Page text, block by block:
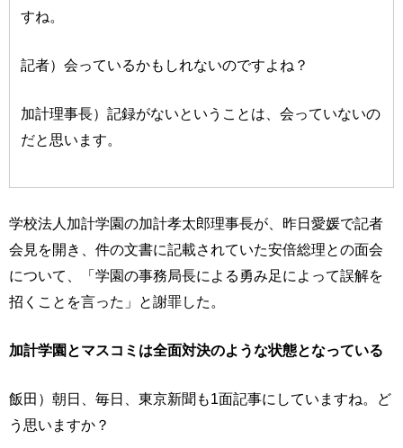
すね。
記者）会っているかもしれないのですよね？
加計理事長）記録がないということは、会っていないの
だと思います。
学校法人加計学園の加計孝太郎理事長が、昨日愛媛で記者
会見を開き、件の文書に記載されていた安倍総理との面会
について、「学園の事務局長による勇み足によって誤解を
招くことを言った」と謝罪した。
加計学園とマスコミは全面対決のような状態となっている
飯田）朝日、毎日、東京新聞も1面記事にしていますね。ど
う思いますか？